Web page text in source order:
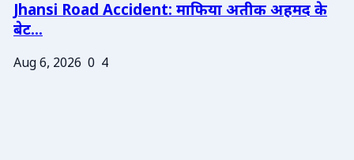
Jhansi Road Accident: माफिया अतीक अहमद के
बेट...
Aug 6, 2026 0 4